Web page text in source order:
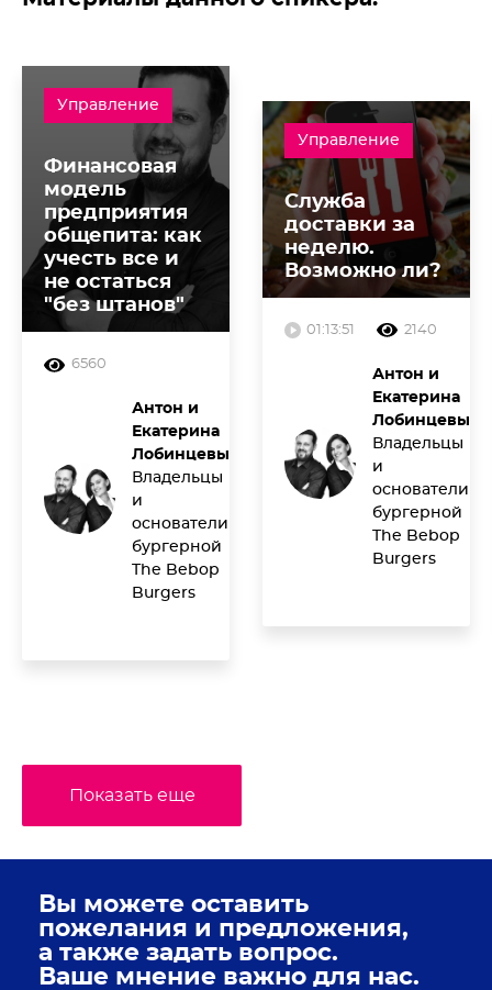
Управление
Финансовая
модель
предприятия
общепита: как
учесть все и
не остаться
"без штанов"
6560
Антон и
Екатерина
Лобинцевы
Владельцы
и
основатели
бургерной
The Bebop
Burgers
Управление
Служба
доставки за
неделю.
Возможно ли?
01:13:51 2140
Антон и
Екатерина
Лобинцевы
Владельцы
и
основатели
бургерной
The Bebop
Burgers
Показать еще
Вы можете оставить
пожелания и предложения,
а также задать вопрос.
Ваше мнение важно для нас.